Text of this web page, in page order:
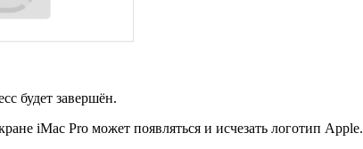
будет завершён.
iMac Pro может появляться и исчезать логотип Apple.